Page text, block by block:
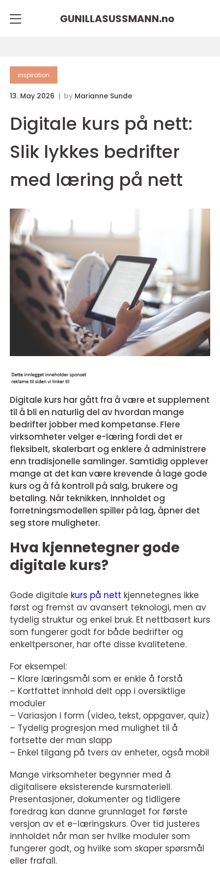
GUNILLASUSSMANN.no
inspiration
13. May 2026 by Marianne Sunde
Digitale kurs på nett:
Slik lykkes bedrifter
med læring på nett
Digitale kurs har gått fra å være et supplement
til å bli en naturlig del av hvordan mange
bedrifter jobber med kompetanse. Flere
virksomheter velger e-læring fordi det er
fleksibelt, skalerbart og enklere å administrere
enn tradisjonelle samlinger. Samtidig opplever
mange at det kan være krevende å lage gode
kurs og å få kontroll på salg, brukere og
betaling. Når teknikken, innholdet og
forretningsmodellen spiller på lag, åpner det
seg store muligheter.
Hva kjennetegner gode
digitale kurs?
Gode digitale kurs på nett kjennetegnes ikke
først og fremst av avansert teknologi, men av
tydelig struktur og enkel bruk. Et nettbasert kurs
som fungerer godt for både bedrifter og
enkeltpersoner, har ofte disse kvalitetene.
For eksempel:
– Klare læringsmål som er enkle å forstå
– Kortfattet innhold delt opp i oversiktlige
moduler
– Variasjon i form (video, tekst, oppgaver, quiz)
– Tydelig progresjon med mulighet til å
fortsette der man slapp
– Enkel tilgang på tvers av enheter, også mobil
Mange virksomheter begynner med å
digitalisere eksisterende kursmateriell.
Presentasjoner, dokumenter og tidligere
foredrag kan danne grunnlaget for første
versjon av et e-læringskurs. Over tid justeres
innholdet når man ser hvilke moduler som
fungerer godt, og hvilke som skaper spørsmål
eller frafall.